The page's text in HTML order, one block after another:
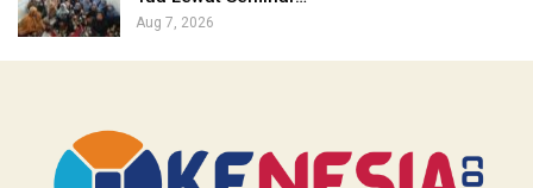
Aug 7, 2026